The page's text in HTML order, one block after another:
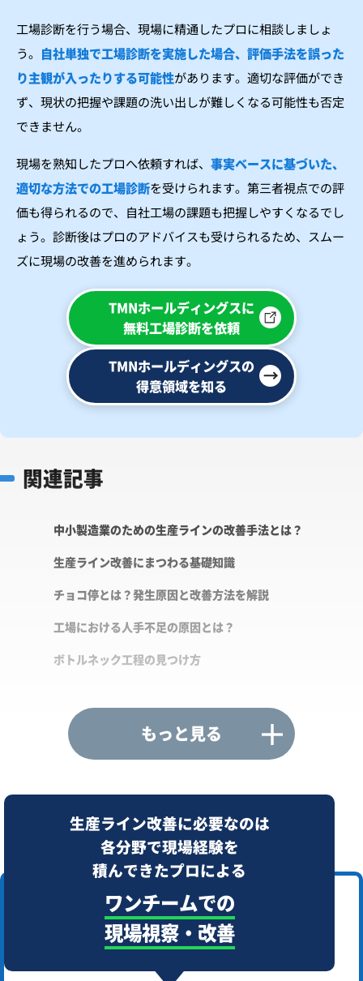
工場診断を行う場合、現場に精通したプロに相談しましょ
う。 自社単独で工場診断を実施した場合、評価手法を誤った
り主観が入ったりする可能性があります。適切な評価ができ
ず、現状の把握や課題の洗い出しが難しくなる可能性も否定
できません。
現場を熟知したプロへ依頼すれば、 事実ベースに基づいた、
適切な方法での工場診断を受けられます。第三者視点での評
価も得られるので、自社工場の課題も把握しやすくなるでし
ょう。診断後はプロのアドバイスも受けられるため、スムー
ズに現場の改善を進められます。
TMNホールディングスに
無料工場診断を依頼
TMNホールディングスの
得意領域を知る
関連記事
中小製造業のための生産ラインの改善手法とは？
生産ライン改善にまつわる基礎知識
チョコ停とは？発生原因と改善方法を解説
工場における人手不足の原因とは？
ボトルネック工程の見つけ方
生産ラインとは？
生産ラインを自動化する目的とポイント
もっと見る
生産ライン改善に必要なのは
各分野で現場経験を
積んできたプロによる
ワンチームでの
現場視察・改善